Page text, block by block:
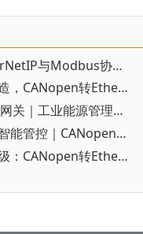
▪ 打码机互联互通EtherNetIP与Modbus协议转换实践
▪ 油气开采设备总线改造，CANopen转EtherCAT网关作用详解
▪ EtherCAT转Profinet网关｜工业能源管理高效互通设备
▪ 啤酒产线实现全流程智能管控｜CANopen转Profinet实战
▪ 果蔬加工设备通信升级：CANopen转EtherCAT技术落地指南